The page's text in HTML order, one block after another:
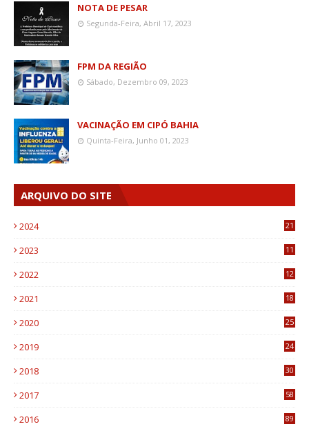
NOTA DE PESAR
Segunda-Feira, Abril 17, 2023
FPM DA REGIÃO
Sábado, Dezembro 09, 2023
VACINAÇÃO EM CIPÓ BAHIA
Quinta-Feira, Junho 01, 2023
ARQUIVO DO SITE
2024 21
2023
11
2022
12
2021
18
2020
25
2019
24
2018
30
2017
58
2016
89